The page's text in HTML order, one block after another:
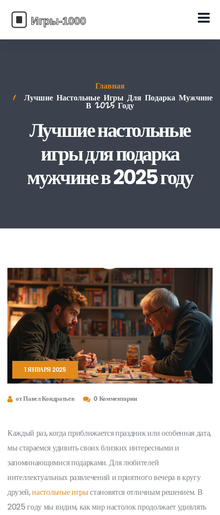
Лучшие настольные
игры для подарка
мужчине в 2025 году
Главная
Лучшие Настольные Игры Для Подарка Мужчине
В 2025 Году
1 ЯНВАРЯ 2025
от Павел Кондратьев 0 Комментарии
Каждый раз, когда приближается праздник или особенная дата,
мы стараемся удивить своих близких интересными и
запоминающимися подарками. Для любителей
интеллектуальных развлечений и приятного вечера в кругу
друзей,настольные игрыстановятся отличным решением. В
2025 году мы видим, как мир настолок продолжает удивлять